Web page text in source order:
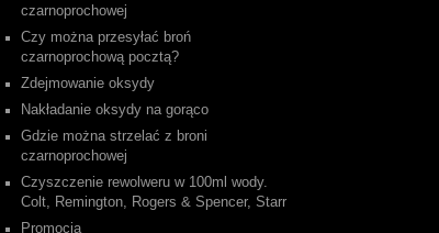
czarnoprochowej
Czy można przesyłać broń
czarnoprochową pocztą?
Zdejmowanie oksydy
Nakładanie oksydy na gorąco
Gdzie można strzelać z broni
czarnoprochowej
Czyszczenie rewolweru w 100ml wody.
Colt, Remington, Rogers & Spencer, Starr
Promocja